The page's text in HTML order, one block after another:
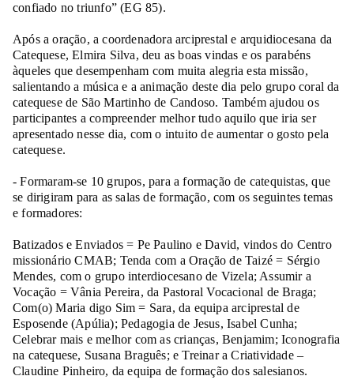
confiado no triunfo” (EG 85).
Após a oração, a coordenadora arciprestal e arquidiocesana da
Catequese, Elmira Silva, deu as boas vindas e os parabéns
àqueles que desempenham com muita alegria esta missão,
salientando a música e a animação deste dia pelo grupo coral da
catequese de São Martinho de Candoso. Também ajudou os
participantes a compreender melhor tudo aquilo que iria ser
apresentado nesse dia, com o intuito de aumentar o gosto pela
catequese.
- Formaram-se 10 grupos, para a formação de catequistas, que
se dirigiram para as salas de formação, com os seguintes temas
e formadores:
Batizados e Enviados = Pe Paulino e David, vindos do Centro
missionário CMAB; Tenda com a Oração de Taizé = Sérgio
Mendes, com o grupo interdiocesano de Vizela; Assumir a
Vocação = Vânia Pereira, da Pastoral Vocacional de Braga;
Com(o) Maria digo Sim = Sara, da equipa arciprestal de
Esposende (Apúlia); Pedagogia de Jesus, Isabel Cunha;
Celebrar mais e melhor com as crianças, Benjamim; Iconografia
na catequese, Susana Braguês; e Treinar a Criatividade –
Claudine Pinheiro, da equipa de formação dos salesianos.